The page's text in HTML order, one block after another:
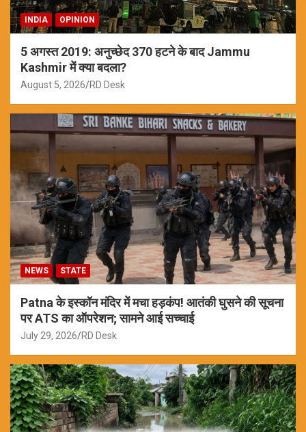
INDIA OPINION
5 अगस्त 2019: अनुच्छेद 370 हटने के बाद Jammu
Kashmir में क्या बदला?
August 5, 2026 RD Desk
NEWS STATE
Patna के इस्कॉन मंदिर में मचा हड़कंप! आतंकी घुसने की सूचना
पर ATS का ऑपरेशन; सामने आई सच्चाई
July 29, 2026 RD Desk